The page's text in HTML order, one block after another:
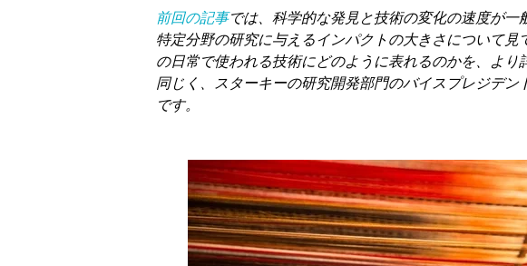
前回の記事では、科学的な発見と技術の変化の速度が一
特定分野の研究に与えるインパクトの大きさについて
の日常で使われる技術にどのように表れるのかを、より
同じく、スターキーの研究開発部門のバイスプレジデ
です。